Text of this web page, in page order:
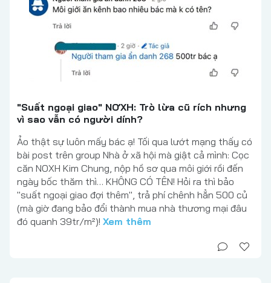
"Suất ngoại giao" NƠXH: Trò lừa cũ rích nhưng
vì sao vẫn có người dính?
Ảo thật sự luôn mấy bác ạ! Tối qua lướt mạng thấy có
bài post trên group Nhà ở xã hội mà giật cả mình: Cọc
căn NOXH Kim Chung, nộp hồ sơ qua môi giới rồi đến
ngày bốc thăm thì… KHÔNG CÓ TÊN! Hỏi ra thì bảo
"suất ngoại giao đợi thêm", trả phí chênh hẳn 500 củ
(mà giờ đang bảo đổi thành mua nhà thương mại đâu
đó quanh 39tr/m²)! Xem thêm